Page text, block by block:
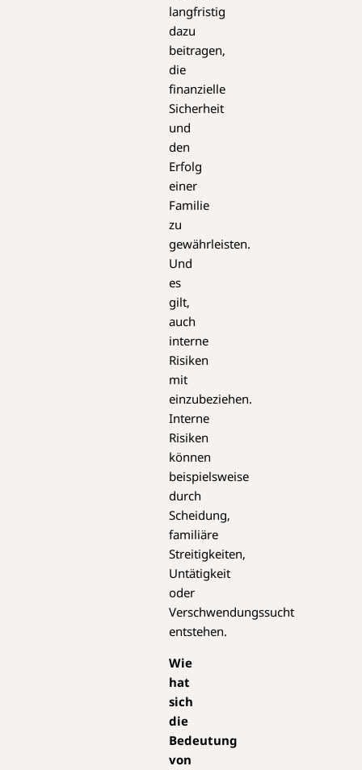
langfristig
dazu
beitragen,
die
finanzielle
Sicherheit
und
den
Erfolg
einer
Familie
zu
gewährleisten.
Und
es
gilt,
auch
interne
Risiken
mit
einzubeziehen.
Interne
Risiken
können
beispielsweise
durch
Scheidung,
familiäre
Streitigkeiten,
Untätigkeit
oder
Verschwendungssucht
entstehen.
Wie
hat
sich
die
Bedeutung
von